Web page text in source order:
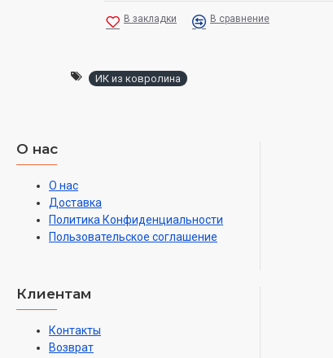
В закладки В сравнение
ИК из ковролина
О нас
О нас
Доставка
Политика Конфиденциальности
Пользовательское соглашение
Клиентам
Контакты
Возврат